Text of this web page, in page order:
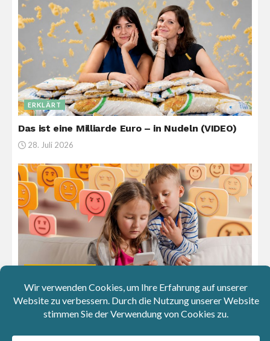
ERKLÄRT
Das ist eine Milliarde Euro – in Nudeln (VIDEO)
28. Juli 2026
Österreich will Social Media für unter 14-Jährige
verbieten